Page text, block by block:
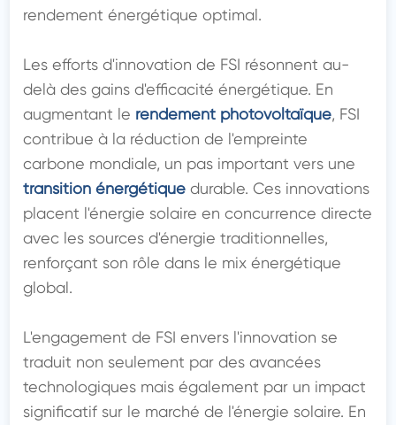
rendement énergétique optimal.
Les efforts d'innovation de FSI résonnent au-
delà des gains d'efficacité énergétique. En
augmentant le rendement photovoltaïque, FSI
contribue à la réduction de l'empreinte
transition énergétique durable. Ces innovations
placent l'énergie solaire en concurrence directe
avec les sources d'énergie traditionnelles,
renforçant son rôle dans le mix énergétique
global.
L'engagement de FSI envers l'innovation se
traduit non seulement par des avancées
technologiques mais également par un impact
significatif sur le marché de l'énergie solaire. En